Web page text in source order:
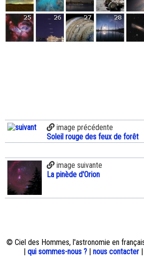
image précédente
Soleil rouge des feux de forêt
image suivante
La pinède d'Orion
© Ciel des Hommes, l'astronomie en
| qui sommes-nous ? | nous contacter |